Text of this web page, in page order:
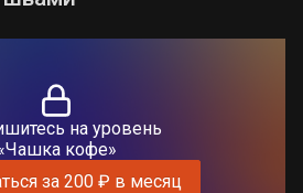
на уровень
кофе»
за 200 ₽ в месяц